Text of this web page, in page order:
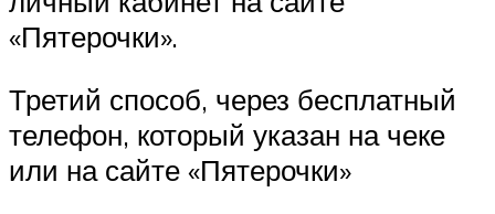
«Пятерочки».
Третий способ, через бесплатный
телефон, который указан на чеке
или на сайте «Пятерочки»